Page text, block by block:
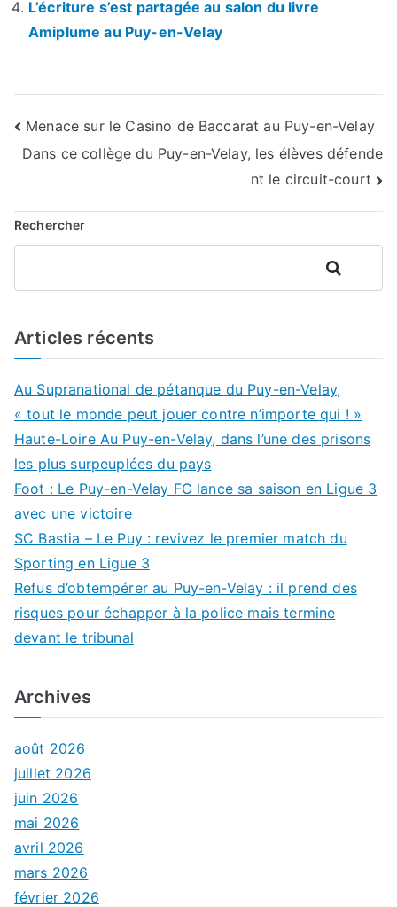
L’écriture s’est partagée au salon du livre
Amiplume au Puy-en-Velay
Navigation
de
l’article
Menace sur le Casino de Baccarat au Puy-en-Velay
Dans ce collège du Puy-en-Velay, les élèves défende
nt le circuit-court
Rechercher
Rechercher
Articles récents
Au Supranational de pétanque du Puy-en-Velay,
« tout le monde peut jouer contre n’importe qui ! »
Haute-Loire Au Puy-en-Velay, dans l’une des prisons
les plus surpeuplées du pays
Foot : Le Puy-en-Velay FC lance sa saison en Ligue 3
avec une victoire
SC Bastia – Le Puy : revivez le premier match du
Sporting en Ligue 3
Refus d’obtempérer au Puy-en-Velay : il prend des
risques pour échapper à la police mais termine
devant le tribunal
Archives
août 2026
juillet 2026
juin 2026
mai 2026
avril 2026
mars 2026
février 2026